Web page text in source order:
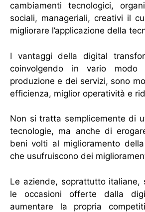
cambiamenti tecnologici,
sociali, manageriali, creativi il
migliorare l’applicazione della
I vantaggi della digital
coinvolgendo in vario
produzione e dei servizi, sono
efficienza, miglior operatività e
Non si tratta semplicemente di
tecnologie, ma anche di
beni volti al miglioramento
che usufruiscono dei
Le aziende, soprattutto italiane,
le occasioni offerte dalla
aumentare la propria